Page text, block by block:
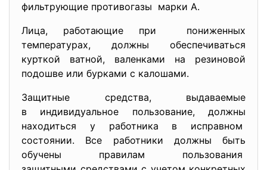
фильтрующие противогазы марки А.
Лица, работающие при пониженных
температурах, должны обеспечиваться
курткой ватной, валенками на резиновой
подошве или бурками с калошами.
Защитные средства, выдаваемые
в индивидуальное пользование, должны
находиться у работника в исправном
состоянии. Все работники должны быть
обучены правилам пользования